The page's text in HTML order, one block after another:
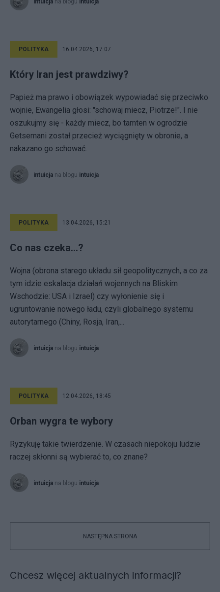
intuicja na blogu intuicja
POLITYKA 16.04.2026, 17:07
Który Iran jest prawdziwy?
Papież ma prawo i obowiązek wypowiadać się przeciwko
wojnie, Ewangelia głosi: "schowaj miecz, Piotrze!". I nie
oszukujmy się - każdy miecz, bo tamten w ogrodzie
Getsemani został przecież wyciągnięty w obronie, a
nakazano go schować.
intuicja na blogu intuicja
POLITYKA 13.04.2026, 15:21
Co nas czeka...?
Wojna (obrona starego układu sił geopolitycznych, a co za
tym idzie eskalacja działań wojennych na Bliskim
Wschodzie: USA i Izrael) czy wyłonienie się i
ugruntowanie nowego ładu, czyli globalnego systemu
autorytarnego (Chiny, Rosja, Iran,...
intuicja na blogu intuicja
POLITYKA 12.04.2026, 18:45
Orban wygra te wybory
Ryzykuję takie twierdzenie. W czasach niepokoju ludzie
raczej skłonni są wybierać to, co znane?
intuicja na blogu intuicja
NASTĘPNA STRONA
Chcesz więcej aktualnych informacji?